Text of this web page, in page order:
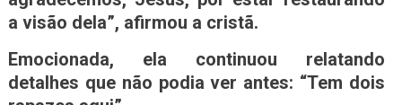
a visão dela”, afirmou a cristã.
Emocionada, ela continuou relatando
detalhes que não podia ver antes: “Tem dois